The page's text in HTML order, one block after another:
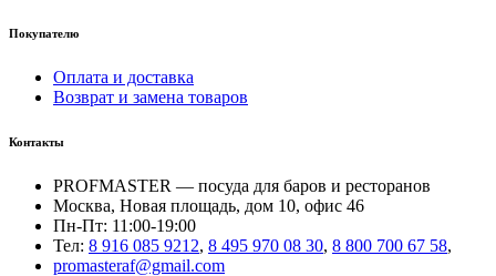
Покупателю
Оплата и доставка
Возврат и замена товаров
Контакты
PROFMASTER — посуда для баров и ресторанов
Москва, Новая площадь, дом 10, офис 46
Пн-Пт: 11:00-19:00
Тел: 8 916 085 9212, 8 495 970 08 30, 8 800 700 67 58,
promasteraf@gmail.com